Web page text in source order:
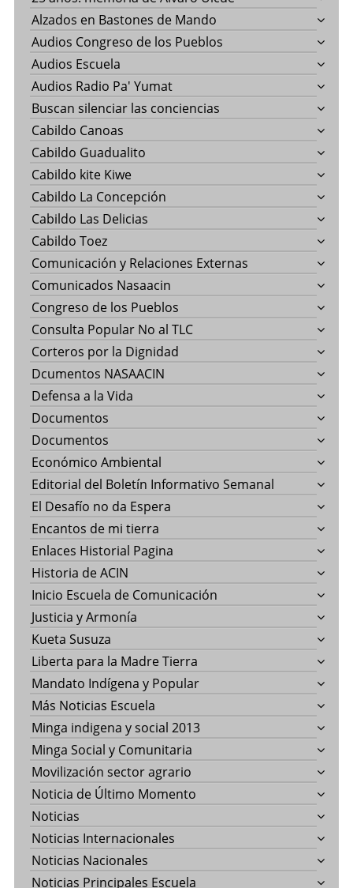
Alzados en Bastones de Mando
Audios Congreso de los Pueblos
Audios Escuela
Audios Radio Pa' Yumat
Buscan silenciar las conciencias
Cabildo Canoas
Cabildo Guadualito
Cabildo kite Kiwe
Cabildo La Concepción
Cabildo Las Delicias
Cabildo Toez
Comunicación y Relaciones Externas
Comunicados Nasaacin
Congreso de los Pueblos
Consulta Popular No al TLC
Corteros por la Dignidad
Dcumentos NASAACIN
Defensa a la Vida
Documentos
Documentos
Económico Ambiental
Editorial del Boletín Informativo Semanal
El Desafío no da Espera
Encantos de mi tierra
Enlaces Historial Pagina
Historia de ACIN
Inicio Escuela de Comunicación
Justicia y Armonía
Kueta Susuza
Liberta para la Madre Tierra
Mandato Indígena y Popular
Más Noticias Escuela
Minga indigena y social 2013
Minga Social y Comunitaria
Movilización sector agrario
Noticia de Último Momento
Noticias
Noticias Internacionales
Noticias Nacionales
Noticias Principales Escuela